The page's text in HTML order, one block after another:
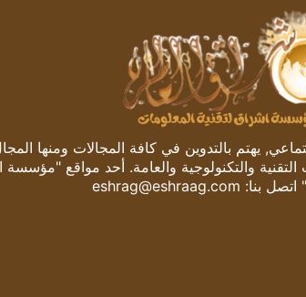
يهتم بالتدوين في كافة المجالات ومنها
والتكنولوجية والعامة. أحد مواقع "مؤسسة
اتصل بنا: eshrag@eshraag.com